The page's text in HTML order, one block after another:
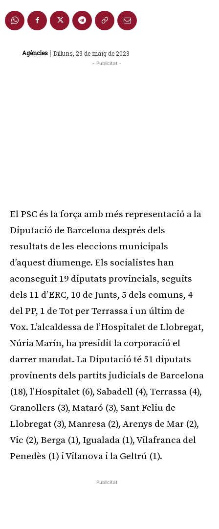
Agències | Dilluns, 29 de maig de 2023
- Publicitat -
El PSC és la força amb més representació a la
Diputació de Barcelona després dels
resultats de les eleccions municipals
d’aquest diumenge. Els socialistes han
aconseguit 19 diputats provincials, seguits
dels 11 d’ERC, 10 de Junts, 5 dels comuns, 4
del PP, 1 de Tot per Terrassa i un últim de
Vox. L’alcaldessa de l’Hospitalet de Llobregat,
Núria Marín, ha presidit la corporació el
darrer mandat. La Diputació té 51 diputats
provinents dels partits judicials de Barcelona
(18), l’Hospitalet (6), Sabadell (4), Terrassa (4),
Granollers (3), Mataró (3), Sant Feliu de
Llobregat (3), Manresa (2), Arenys de Mar (2),
Vic (2), Berga (1), Igualada (1), Vilafranca del
Penedès (1) i Vilanova i la Geltrú (1).
Publicitat